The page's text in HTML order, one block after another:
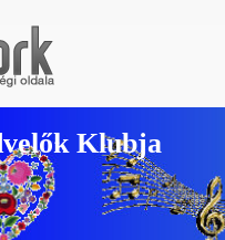
Klubja